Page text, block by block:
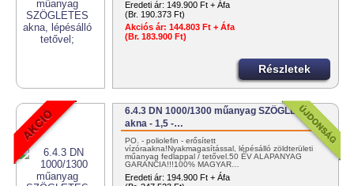
Eredeti ár: 149.900 Ft + Áfa
(Br. 190.373 Ft)
Akciós ár: 144.803 Ft + Áfa
(Br. 183.900 Ft)
Részletek
6.4.3 DN 1000/1300 műanyag SZÖGLETES
akna - 1,5 -…
PO. - poliolefin - erősített
vízóraakna!Nyakmagasítással, lépésálló zöldterületi
műanyag fedlappal / tetővel.50 ÉV ALAPANYAG
GARANCIA!!!100% MAGYAR…
Eredeti ár: 194.900 Ft + Áfa